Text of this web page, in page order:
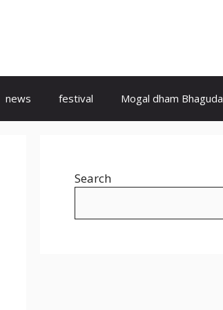
news festival Mogal dham Bhaguda
Search